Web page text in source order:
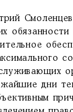
обязанности
дни